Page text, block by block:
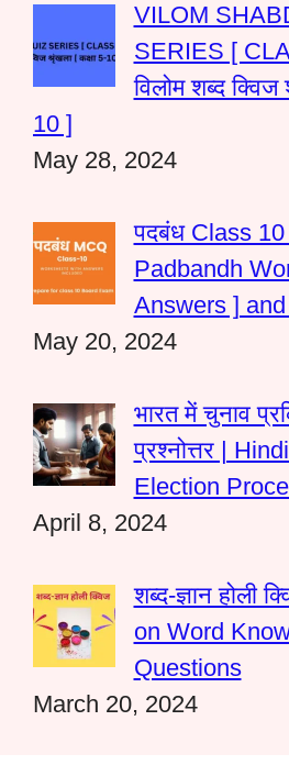
VILOM
SERIES [
विलोम शब्द
10 ]
May 28, 2024
पदबंध Class 10
Padbandh
Answers ]
May 20, 2024
भारत में चुनाव
प्रश्नोत्तर |
Election
April 8, 2024
शब्द-ज्ञान होली
on Word
Questions
March 20, 2024